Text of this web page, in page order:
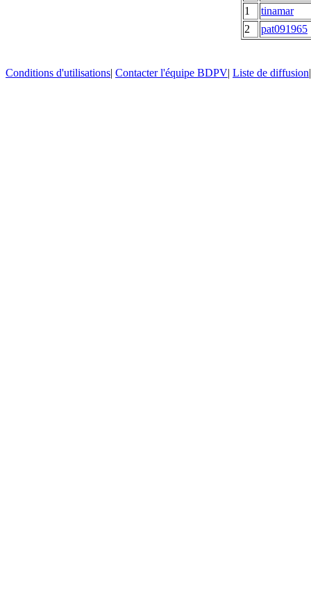
1
tinamar
2
pat091965
Conditions d'utilisations| Contacter l'équipe BDPV| Liste de diffusion